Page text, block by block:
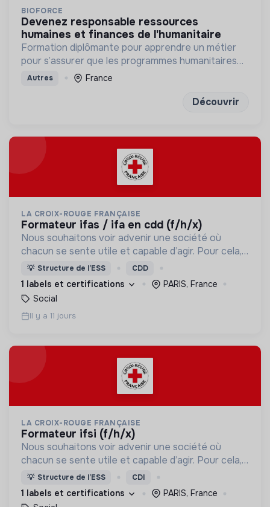
BIOFORCE
devenez responsable ressources
humaines et finances de l'humanitaire
Formation diplômante pour apprendre un métier
pour s’assurer que les programmes humanitaires
disposent des ressources humaines, financières et
Autres France
Découvrir
LA CROIX-ROUGE FRANÇAISE
formateur ifas / ifa en cdd (f/h/x)
Nous souhaitons voir advenir une société où
chacun se sente utile et capable d’agir. Pour cela,
nous proposons des moyens et des lieux
d’engagement innovants et adaptés à tous.
💡 Structure de l’ESS CDD
1 labels et certifications
PARIS, France
Social
Il y a 11 jours
LA CROIX-ROUGE FRANÇAISE
formateur ifsi (f/h/x)
Nous souhaitons voir advenir une société où
chacun se sente utile et capable d’agir. Pour cela,
nous proposons des moyens et des lieux
d’engagement innovants et adaptés à tous.
💡 Structure de l’ESS CDI
1 labels et certifications
PARIS, France